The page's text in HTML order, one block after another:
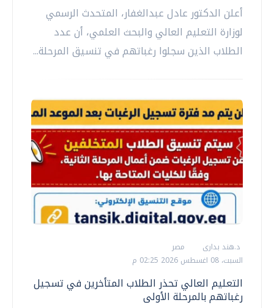
أعلن الدكتور عادل عبدالغفار، المتحدث الرسمي
لوزارة التعليم العالي والبحث العلمي، أن عدد
الطلاب الذين سجلوا رغباتهم في تنسيق المرحلة...
د.هند بدارى
مصر
السبت، 08 اغسطس 2026 02:25 م
التعليم العالي تحذر الطلاب المتأخرين في تسجيل
رغباتهم بالمرحلة الأولى